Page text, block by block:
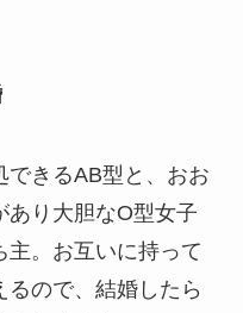
できるAB型と、おお
あり大胆なO型女子
主。お互いに持って
ので、結婚したら